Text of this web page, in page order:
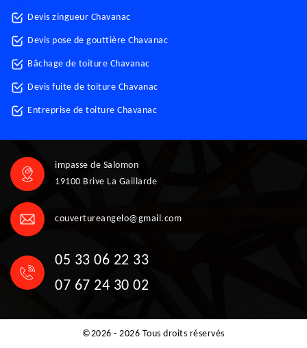
Devis zingueur Chavanac
Devis pose de gouttière Chavanac
Bâchage de toiture Chavanac
Devis fuite de toiture Chavanac
Entreprise de toiture Chavanac
impasse de Salomon
19100 Brive La Gaillarde
couvertureangelo@gmail.com
05 33 06 22 33
07 67 24 30 02
©2026 - 2026 Tous droits réservés